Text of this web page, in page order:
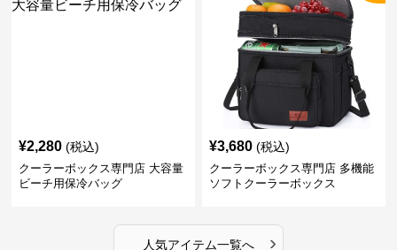
¥2,280 (税込)
クーラーボックス専門店 大容量
ビーチ用保冷バッグ
¥3,680 (税込)
クーラーボックス専門店 多機能
ソフトクーラーボックス
人気アイテム一覧へ ›